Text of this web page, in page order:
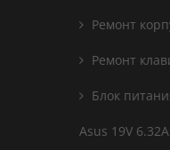
Ремонт
Ремонт
Блок
Asus 19V